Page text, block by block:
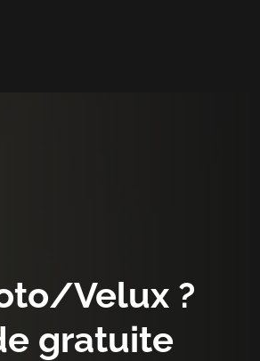
Velux ?
gratuite